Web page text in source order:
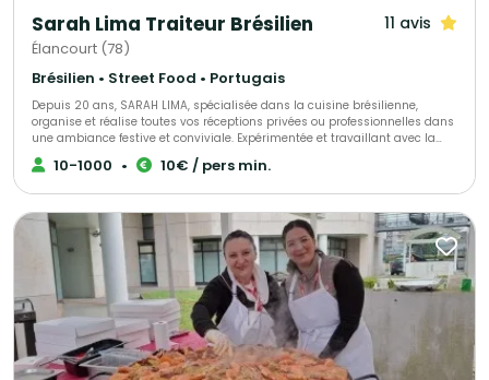
Sarah Lima Traiteur Brésilien 11 avis
Élancourt (78)
Brésilien • Street Food • Portugais
Depuis 20 ans, SARAH LIMA, spécialisée dans la cuisine brésilienne,
organise et réalise toutes vos réceptions privées ou professionnelles dans
une ambiance festive et conviviale. Expérimentée et travaillant avec la
passion de son métier, elle saura être à votre écoute pour répondre à
toutes vos demandes et s’adaptera à toutes vos exigences. Elle vous
10-1000 • 10€ / pers min.